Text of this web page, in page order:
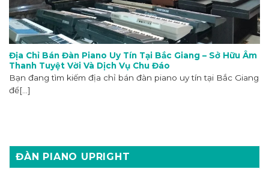
ĐÀN PIANO UPRIGHT
Địa Chỉ Bán Đàn Piano Uy Tín Tại Bắc Giang – Sở Hữu Âm
Thanh Tuyệt Vời Và Dịch Vụ Chu Đáo
Bạn đang tìm kiếm địa chỉ bán đàn piano uy tín tại Bắc Giang
để[...]